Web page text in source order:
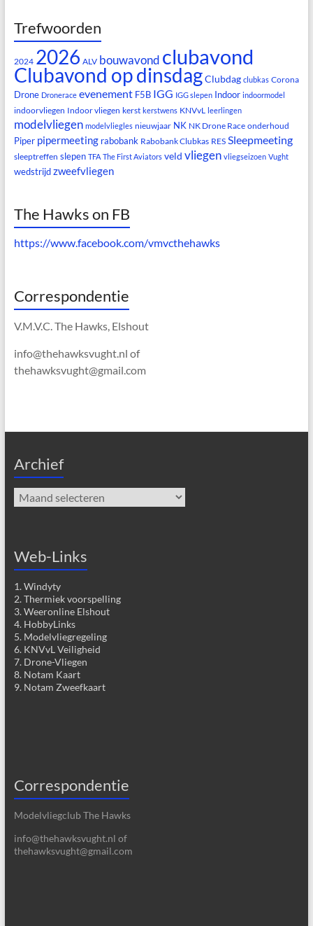
Trefwoorden
2024 2026 ALV bouwavond clubavond
Clubavond op dinsdagClubdag clubkas Corona
Drone Dronerace evenement F5B IGG IGG slepen Indoor indoormodel
indoorvliegen Indoor vliegen kerst kerstwens KNVvL leerlingen
modelvliegen modelvliegles nieuwjaar NK NK Drone Race onderhoud
Piper pipermeeting rabobank Rabobank Clubkas RES Sleepmeeting
sleeptreffen slepen TFA The First Aviators veld vliegen vliegseizoen Vught
wedstrijd zweefvliegen
The Hawks on FB
https://www.facebook.com/vmvcthehawks
Correspondentie
V.M.V.C. The Hawks, Elshout
info@thehawksvught.nl of
thehawksvught@gmail.com
Archief
Archief
Web-Links
1. Windyty
2. Thermiek voorspelling
3. Weeronline Elshout
4. HobbyLinks
5. Modelvliegregeling
6. KNVvL Veiligheid
7. Drone-Vliegen
8. Notam Kaart
9. Notam Zweefkaart
Correspondentie
Modelvliegclub The Hawks
info@thehawksvught.nl of
thehawksvught@gmail.com